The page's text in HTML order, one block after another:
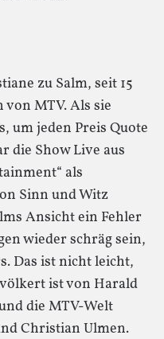
zu Salm, seit 15
MTV. Als sie
um jeden Preis Quote
die Show Live aus
als
Sinn und Witz
Ansicht ein Fehler
wieder schräg sein,
Das ist nicht leicht,
ist von Harald
die MTV-Welt
Christian Ulmen.